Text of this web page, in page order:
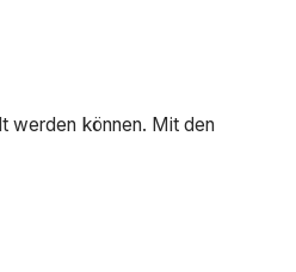
werden können. Mit den